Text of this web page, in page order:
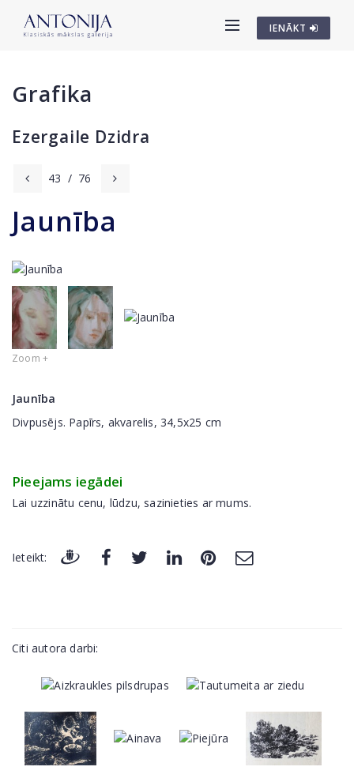
IENĀKT
Grafika
Ezergaile Dzidra
43 / 76
Jaunība
Zoom +
Jaunība
Divpusējs. Papīrs, akvarelis, 34,5x25 cm
Pieejams iegādei
Lai uzzinātu cenu, lūdzu, sazinieties ar mums.
Ieteikt:
Citi autora darbi: